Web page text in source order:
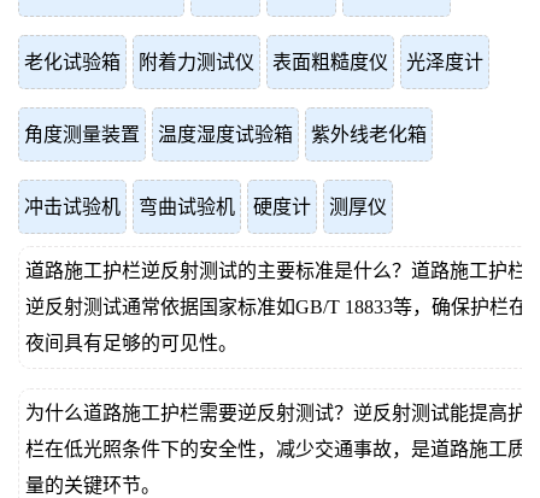
老化试验箱 附着力测试仪 表面粗糙度仪 光泽度计
角度测量装置 温度湿度试验箱 紫外线老化箱
冲击试验机 弯曲试验机 硬度计 测厚仪
道路施工护栏逆反射测试的主要标准是什么？道路施工护栏
逆反射测试通常依据国家标准如GB/T 18833等，确保护栏在
夜间具有足够的可见性。
为什么道路施工护栏需要逆反射测试？逆反射测试能提高护
栏在低光照条件下的安全性，减少交通事故，是道路施工质
量的关键环节。